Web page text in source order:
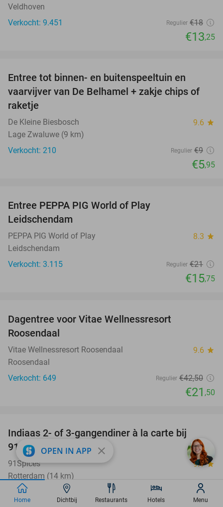
Veldhoven
Verkocht: 9.451
Regulier €18
€13,25
Entree tot binnen- en buitenspeeltuin en
vaarvijver van De Belhamel + zakje chips of
raketje
De Kleine Biesbosch 9.6 star
Lage Zwaluwe (9 km)
Verkocht: 210
Regulier €9
€5,95
Entree PEPPA PIG World of Play
Leidschendam
PEPPA PIG World of Play 8.3 star
Leidschendam
Verkocht: 3.115
Regulier €21
€15,75
Dagentree voor Vitae Wellnessresort
Roosendaal
Vitae Wellnessresort Roosendaal 9.6 star
Roosendaal
Verkocht: 649
Regulier €42,50
€21 ,50
39%
Indiaas 2- of 3-gangendiner à la carte bij
91Spices
91Spices 9.1star
Rotterdam (14 km)
Verkocht: 782
Regulier ,20
OPEN IN APP close
Home Dichtbij Restaurants Hotels Menu